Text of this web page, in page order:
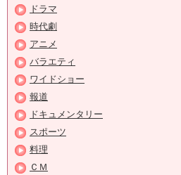
ドラマ
時代劇
アニメ
バラエティ
ワイドショー
報道
ドキュメンタリー
スポーツ
料理
ＣＭ